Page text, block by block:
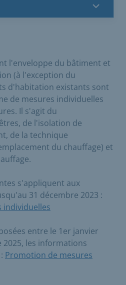
l'enveloppe du bâtiment et
(à l'exception du
d'habitation existants sont
de mesures individuelles
Il s'agit du
de l'isolation de
de la technique
du chauffage) et
s'appliquent aux
31 décembre 2023 :
individuelles
entre le 1er janvier
2025, les informations
Promotion de mesures